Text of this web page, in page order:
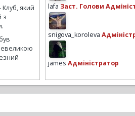
який
з
lafa Заст. Голови
snigova_koroleva
james Адміністратор